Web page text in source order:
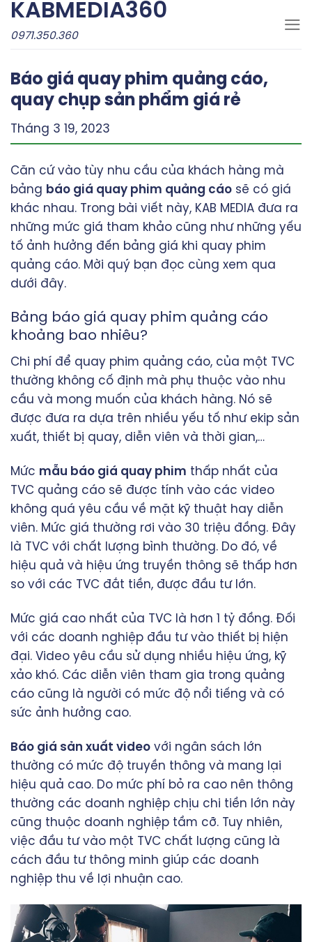
SkipKABMEDIA360
0971.350.360
Báo giá quay phim quảng cáo,
quay chụp sản phẩm giá rẻ
Tháng 3 19, 2023
Căn cứ vào tùy nhu cầu của khách hàng mà
bảng báo giá quay phim quảng cáo sẽ có giá
khác nhau. Trong bài viết này, KAB MEDIA đưa ra
những mức giá tham khảo cũng như những yếu
tố ảnh hưởng đến bảng giá khi quay phim
quảng cáo. Mời quý bạn đọc cùng xem qua
dưới đây.
Bảng báo giá quay phim quảng cáo
khoảng bao nhiêu?
Chi phí để quay phim quảng cáo, của một TVC
thường không cố định mà phụ thuộc vào nhu
cầu và mong muốn của khách hàng. Nó sẽ
được đưa ra dựa trên nhiều yếu tố như ekip sản
xuất, thiết bị quay, diễn viên và thời gian,…
Mức mẫu báo giá quay phim thấp nhất của
TVC quảng cáo sẽ được tính vào các video
không quá yêu cầu về mặt kỹ thuật hay diễn
viên. Mức giá thường rơi vào 30 triệu đồng. Đây
là TVC với chất lượng bình thường. Do đó, về
hiệu quả và hiệu ứng truyền thông sẽ thấp hơn
so với các TVC đắt tiền, được đầu tư lớn.
Mức giá cao nhất của TVC là hơn 1 tỷ đồng. Đối
với các doanh nghiệp đầu tư vào thiết bị hiện
đại. Video yêu cầu sử dụng nhiều hiệu ứng, kỹ
xảo khó. Các diễn viên tham gia trong quảng
cáo cũng là người có mức độ nổi tiếng và có
sức ảnh hưởng cao.
Báo giá sản xuất video với ngân sách lớn
thường có mức độ truyền thông và mang lại
hiệu quả cao. Do mức phí bỏ ra cao nên thông
thường các doanh nghiệp chịu chi tiền lớn này
cũng thuộc doanh nghiệp tầm cỡ. Tuy nhiên,
việc đầu tư vào một TVC chất lượng cũng là
cách đầu tư thông minh giúp các doanh
nghiệp thu về lợi nhuận cao.